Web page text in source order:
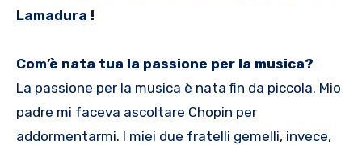
Lamadura !
Com’è nata tua la passione per la musica?
La passione per la musica è nata ﬁn da piccola. Mio
padre mi faceva ascoltare Chopin per
addormentarmi. I miei due fratelli gemelli, invece,